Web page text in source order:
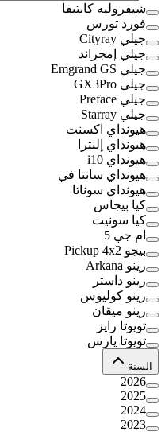
شيفروليه كابتيفا
فورد تورس
جيلي Cityray
جيلي إمجراند
جيلي Emgrand GS
جيلي GX3Pro
جيلي Preface
جيلي Starray
هيونداي اكسنت
هيونداي إلنترا
هيونداي i10
هيونداي سانتا في
هيونداي سوناتا
كيا بيجاس
كيا سونيت
ام جي 5
بيجو Pickup 4x2
رينو Arkana
رينو داستر
رينو كوليوس
رينو ميقان
تويوتا رايز
تويوتا يارس
السنة
2026
2025
2024
2023